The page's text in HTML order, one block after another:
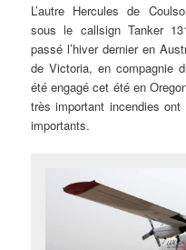
L’autre Hercules de
sous le callsign Tanker
passé l’hiver dernier en
de Victoria, en compagnie
été engagé cet été en
très important incendies ont
importants.